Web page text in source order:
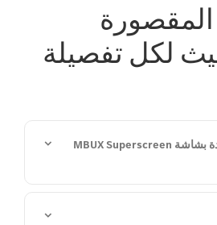
المقصورة
لكل تفصيلة
قمرة قيادة جديدة مزودة بشاشة MBUX Superscreen